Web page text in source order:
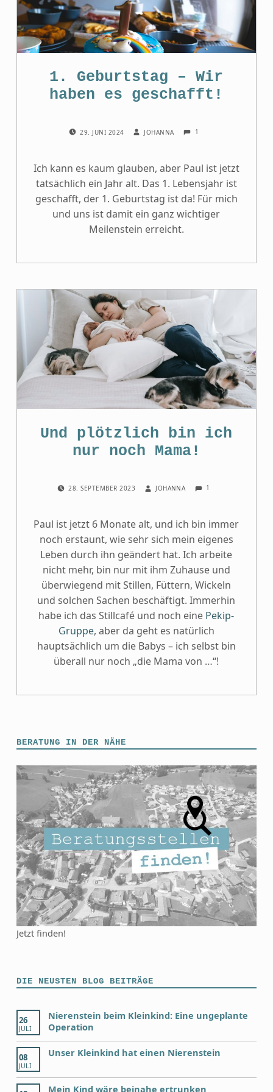
1. Geburtstag – Wir
haben es geschafft!
29. JUNI 2024 JOHANNA 1
Ich kann es kaum glauben, aber Paul ist jetzt
tatsächlich ein Jahr alt. Das 1. Lebensjahr ist
geschafft, der 1. Geburtstag ist da! Für mich
und uns ist damit ein ganz wichtiger
Meilenstein erreicht.
Und plötzlich bin ich
nur noch Mama!
28. SEPTEMBER 2023 JOHANNA 1
Paul ist jetzt 6 Monate alt, und ich bin immer
noch erstaunt, wie sehr sich mein eigenes
Leben durch ihn geändert hat. Ich arbeite
nicht mehr, bin nur mit ihm Zuhause und
überwiegend mit Stillen, Füttern, Wickeln
und solchen Sachen beschäftigt. Immerhin
habe ich das Stillcafé und noch eine Pekip-
Gruppe, aber da geht es natürlich
hauptsächlich um die Babys – ich selbst bin
überall nur noch „die Mama von …“!
BERATUNG IN DER NÄHE
Jetzt finden!
DIE NEUSTEN BLOG BEITRÄGE
26
JULI
Nierenstein beim Kleinkind: Eine ungeplante
Operation
08
JULI
Unser Kleinkind hat einen Nierenstein
Mein Kind wäre beinahe ertrunken